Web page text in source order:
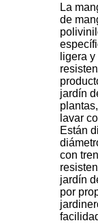
La
de
ligera
jardín
lavar
Están
con
jardín
por